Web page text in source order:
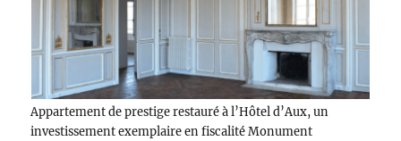
Appartement de prestige restauré à l’Hôtel d’Aux, un
investissement exemplaire en fiscalité Monument